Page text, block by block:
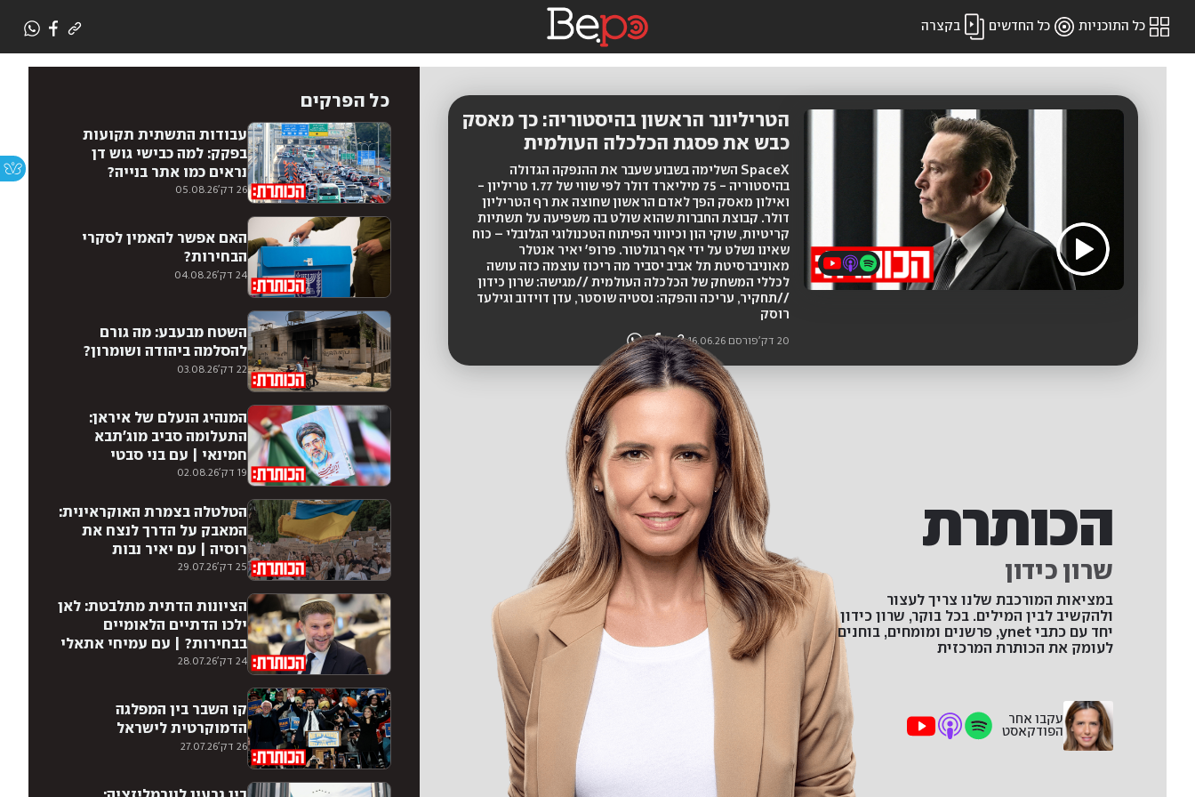
כל התוכניות כל החדשים בקצרה
כל הפרקים
26 דק' 05.08.26
עבודות התשתית תקועות
בפקק: למה כבישי גוש דן
נראים כמו אתר בנייה?
24 דק' 04.08.26
האם אפשר להאמין לסקרי
הבחירות?
22 דק' 03.08.26
השטח מבעבע: מה גורם
להסלמה ביהודה ושומרון?
19 דק' 02.08.26
המנהיג הנעלם של איראן:
התעלומה סביב מוג'תבא
חמינאי | עם בני סבטי
25 דק' 29.07.26
הטלטלה בצמרת האוקראינית:
המאבק על הדרך לנצח את
רוסיה | עם יאיר נבות
24 דק' 28.07.26
הציונות הדתית מתלבטת: לאן
ילכו הדתיים הלאומיים
בבחירות? | עם עמיחי אתאלי
26 דק' 27.07.26
קו השבר בין המפלגה
הדמוקרטית לישראל
הטריליונר הראשון בהיסטוריה: כך מאסק
כבש את פסגת הכלכלה העולמית
SpaceX השלימה בשבוע שעבר את ההנפקה הגדולה
בהיסטוריה - 75 מיליארד דולר לפי שווי של 1.77 טריליון -
ואילון מאסק הפך לאדם הראשון שחוצה את רף הטריליון
דולר. קבוצת החברות שהוא שולט בה משפיעה על תשתיות
קריטיות, שוקי הון וכיווני הפיתוח הטכנולוגי הגלובלי – כוח
שאינו נשלט על ידי אף רגולטור. פרופ' יאיר אנטלר
מאוניברסיטת תל אביב יסביר מה ריכוז עוצמה כזה עושה
לכללי המשחק של הכלכלה העולמית //מגישה: שרון כידון
//תחקיר, עריכה והפקה: נסטיה שוסטר, עדן דוידוב וגילעד
רוסק
20 דק' פורסם 16.06.26
הכותרת
שרון כידון
במציאות המורכבת שלנו צריך לעצור
ולהקשיב לבין המילים. בכל בוקר, שרון כידון
יחד עם כתבי ynet, פרשנים ומומחים, בוחנים
לעומק את הכותרת המרכזית
עקבו אחר
הפודקאסט